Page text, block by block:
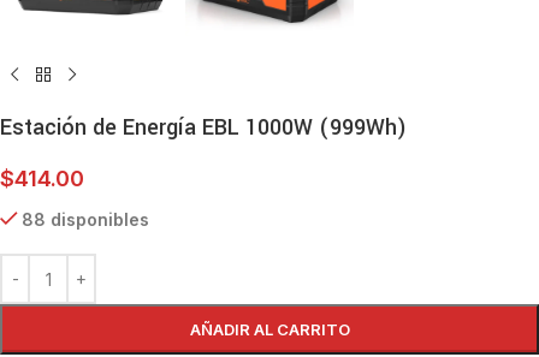
Estación de Energía EBL 1000W (999Wh)
$414.00
88 disponibles
AÑADIR AL CARRITO